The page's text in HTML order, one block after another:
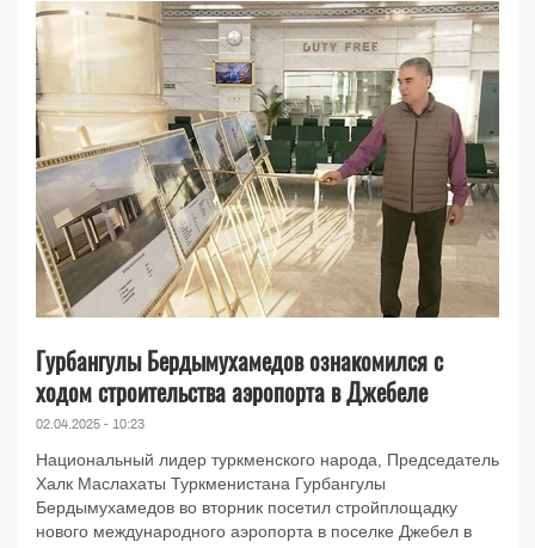
Гурбангулы Бердымухамедов ознакомился с
ходом строительства аэропорта в Джебеле
02.04.2025 - 10:23
Национальный лидер туркменского народа, Председатель
Халк Маслахаты Туркменистана Гурбангулы
Бердымухамедов во вторник посетил стройплощадку
нового международного аэропорта в поселке Джебел в